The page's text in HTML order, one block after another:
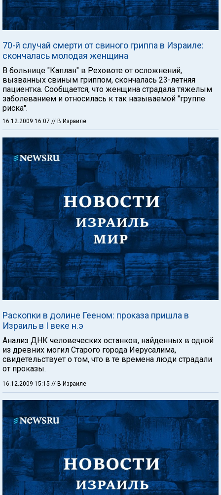
70-й случай смерти от свиного гриппа в Израиле:
скончалась молодая женщина
В больнице "Каплан" в Реховоте от осложнений,
вызванных свиным гриппом, скончалась 23-летняя
пациентка. Сообщается, что женщина страдала тяжелым
заболеванием и относилась к так называемой "группе
риска".
16.12.2009 16:07 // В Израиле
Раскопки в долине Гееном: проказа пришла в
Израиль в I веке н.э
Анализ ДНК человеческих останков, найденных в одной
из древних могил Старого города Иерусалима,
свидетельствует о том, что в те времена люди страдали
от проказы.
16.12.2009 15:15 // В Израиле